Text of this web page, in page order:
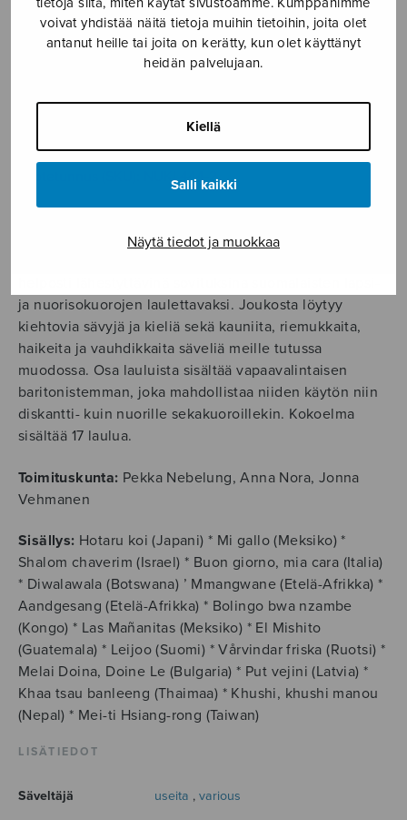
voivat yhdistää näitä tietoja muihin tietoihin, joita olet
antanut heille tai joita on kerätty, kun olet käyttänyt
heidän palvelujaan.
Kiellä
Salli kaikki
Näytä tiedot ja muokkaa
22,70€
NUKL444-2
ja nuorisokuorojen laulettavaksi. Joukosta löytyy
kiehtovia sävyjä ja kieliä sekä kauniita, riemukkaita,
haikeita ja vauhdikkaita säveliä meille tutussa
muodossa. Osa lauluista sisältää vapaavalintaisen
baritonistemman, joka mahdollistaa niiden käytön niin
diskantti- kuin nuorille sekakuoroillekin. Kokoelma
sisältää 17 laulua.
Toimituskunta: Pekka Nebelung, Anna Nora, Jonna
Vehmanen
Sisällys: Hotaru koi (Japani) * Mi gallo (Meksiko) *
Shalom chaverim (Israel) * Buon giorno, mia cara (Italia)
* Diwalawala (Botswana) ’ Mmangwane (Etelä-Afrikka) *
Aandgesang (Etelä-Afrikka) * Bolingo bwa nzambe
(Kongo) * Las Mañanitas (Meksiko) * El Mishito
(Guatemala) * Leijoo (Suomi) * Vårvindar friska (Ruotsi) *
Melai Doina, Doine Le (Bulgaria) * Put vejini (Latvia) *
Khaa tsau banleeng (Thaimaa) * Khushi, khushi manou
(Nepal) * Mei-ti Hsiang-rong (Taiwan)
LISÄTIEDOT
Säveltäjä useita , various